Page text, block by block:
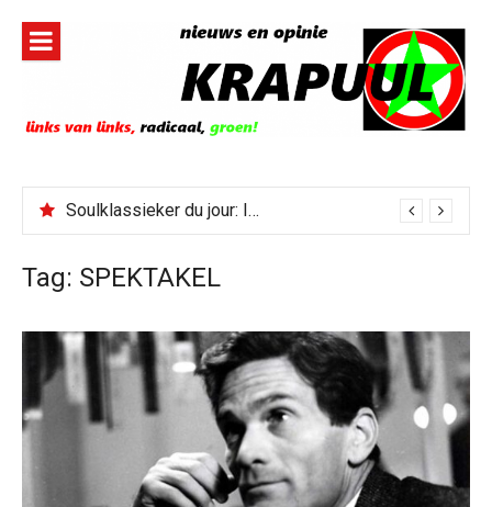
inhoud
Soulklassieker du jour: I Wish It Would Rain
Tag: SPEKTAKEL